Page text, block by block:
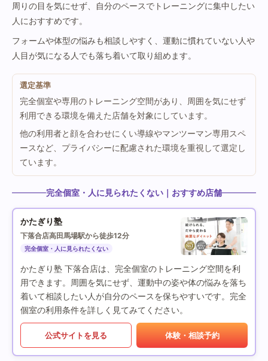
周りの目を気にせず、自分のペースでトレーニングに集中したい
人におすすめです。
フォームや体型の悩みも相談しやすく、運動に慣れていない人や
人目が気になる人でも落ち着いて取り組めます。
選定基準
完全個室や専用のトレーニング空間があり、周囲を気にせず
利用できる環境を備えた店舗を対象にしています。
他の利用者と顔を合わせにくい導線やマンツーマン専用スペ
ースなど、プライバシーに配慮された環境を重視して選定し
ています。
完全個室・人に見られたくない｜おすすめ店舗
かたぎり塾
下落合店高田馬場駅から徒歩12分
完全個室・人に見られたくない
かたぎり塾 下落合店は、完全個室のトレーニング空間を利
用できます。周囲を気にせず、運動中の姿や体の悩みを落ち
着いて相談したい人が自分のペースを保ちやすいです。完全
個室の利用条件を詳しく見てみてください。
公式サイトを見る 体験・相談予約